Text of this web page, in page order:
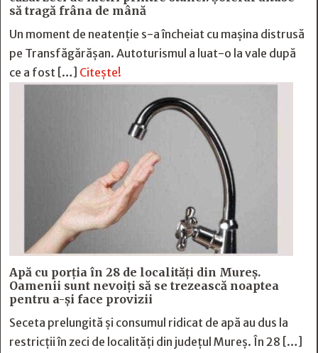
să tragă frâna de mână
Un moment de neatenție s-a încheiat cu mașina distrusă
pe Transfăgărășan. Autoturismul a luat-o la vale după
ce a fost […] Citește!
Apă cu porția în 28 de localități din Mureș.
Oamenii sunt nevoiți să se trezească noaptea
pentru a-și face provizii
Seceta prelungită și consumul ridicat de apă au dus la
restricții în zeci de localități din județul Mureș. În 28 […]